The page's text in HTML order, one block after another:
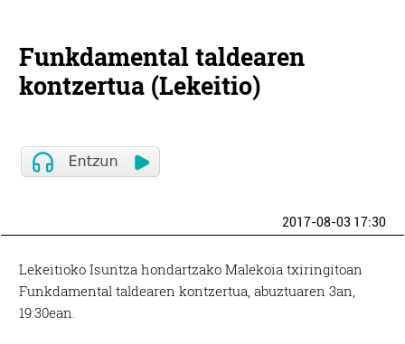
Funkdamental taldearen
kontzertua (Lekeitio)
2017-08-03 17:30
Lekeitioko Isuntza hondartzako Malekoia txiringitoan
Funkdamental taldearen kontzertua, abuztuaren 3an,
19:30ean.